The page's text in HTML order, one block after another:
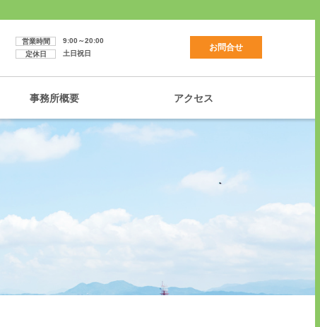
営業時間
9:00～20:00
定休日
土日祝日
お問合せ
事務所概要 アクセス